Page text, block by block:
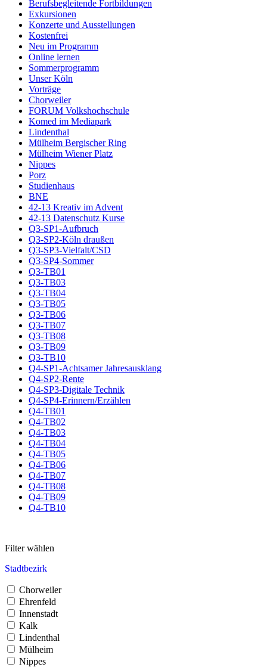
Berufsbegleitende Fortbildungen
Exkursionen
Konzerte und Ausstellungen
Kostenfrei
Neu im Programm
Online lernen
Sommerprogramm
Unser Köln
Vorträge
Chorweiler
FORUM Volkshochschule
Komed im Mediapark
Lindenthal
Mülheim Bergischer Ring
Mülheim Wiener Platz
Nippes
Porz
Studienhaus
BNE
42-13 Kreativ im Advent
42-13 Datenschutz Kurse
Q3-SP1-Aufbruch
Q3-SP2-Köln draußen
Q3-SP3-Vielfalt/CSD
Q3-SP4-Sommer
Q3-TB01
Q3-TB03
Q3-TB04
Q3-TB05
Q3-TB06
Q3-TB07
Q3-TB08
Q3-TB09
Q3-TB10
Q4-SP1-Achtsamer Jahresausklang
Q4-SP2-Rente
Q4-SP3-Digitale Technik
Q4-SP4-Erinnern/Erzählen
Q4-TB01
Q4-TB02
Q4-TB03
Q4-TB04
Q4-TB05
Q4-TB06
Q4-TB07
Q4-TB08
Q4-TB09
Q4-TB10
Filter wählen
Stadtbezirk
Chorweiler
Ehrenfeld
Innenstadt
Kalk
Lindenthal
Mülheim
Nippes